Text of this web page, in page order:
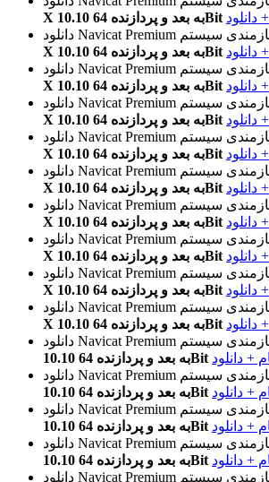
X 10.10 به بعد و پردازنده 64Bit دانلود
دانلود Navicat Premium
X 10.10 به بعد و پردازنده 64Bit دانلود
دانلود Navicat Premium
X 10.10 به بعد و پردازنده 64Bit دانلود
دانلود Navicat Premium
X 10.10 به بعد و پردازنده 64Bit دانلود
دانلود Navicat Premium
X 10.10 به بعد و پردازنده 64Bit دانلود
دانلود Navicat Premium
X 10.10 به بعد و پردازنده 64Bit دانلود
دانلود Navicat Premium
X 10.10 به بعد و پردازنده 64Bit دانلود
دانلود Navicat Premium
X 10.10 به بعد و پردازنده 64Bit دانلود
دانلود Navicat Premium
X 10.10 به بعد و پردازنده 64Bit دانلود
دانلود Navicat Premium
X 10.10 به بعد و پردازنده 64Bit دانلود
دانلود Navicat Premium
10.10 به بعد و پردازنده 64Bit + دانلود
دانلود Navicat Premium
10.10 به بعد و پردازنده 64Bit + دانلود
دانلود Navicat Premium
10.10 به بعد و پردازنده 64Bit + دانلود
دانلود Navicat Premium
10.10 به بعد و پردازنده 64Bit + دانلود
دانلود Navicat Premium